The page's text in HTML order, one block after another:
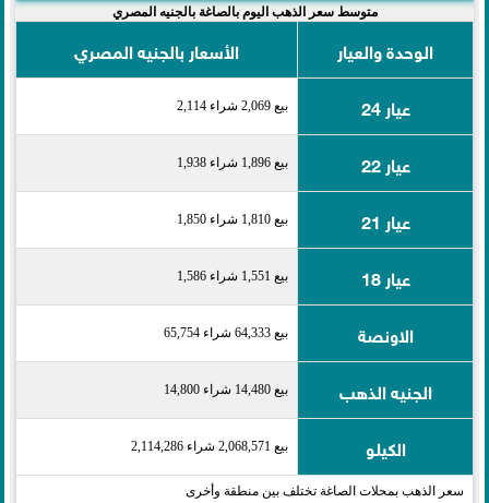
متوسط سعر الذهب اليوم بالصاغة بالجنيه المصري
الوحدة والعيار
الأسعار بالجنيه المصري
عيار 24
بيع 2,069 شراء 2,114
عيار 22 بيع 1,896 شراء 1,938
عيار 21 بيع 1,810 شراء 1,850
عيار 18 بيع 1,551 شراء 1,586
الاونصة بيع 64,333 شراء 65,754
الجنيه الذهب بيع 14,480 شراء 14,800
الكيلو بيع 2,068,571 شراء 2,114,286
سعر الذهب بمحلات الصاغة تختلف بين منطقة وأخرى